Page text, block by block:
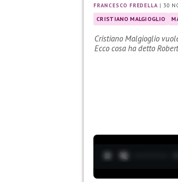
FRANCESCO FREDELLA | 30
CRISTIANO MALGIOGLIO
Cristiano Malgioglio
Ecco cosa ha detto